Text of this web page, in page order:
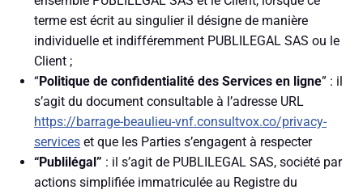
terme est écrit au singulier il désigne de manière
individuelle et indifféremment PUBLILEGAL SAS ou le
Client ;
“Politique de confidentialité des Services en ligne” : il
s’agit du document consultable à l’adresse URL
https://barrage-beaulieu-vnf.consultvox.co/privacy-
services et que les Parties s’engagent à respecter
“Publilégal” : il s’agit de PUBLILEGAL SAS, société par
actions simplifiée immatriculée au Registre du